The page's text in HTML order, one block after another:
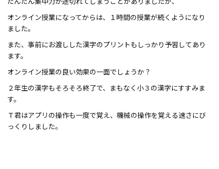
オンライン授業になってからは、１時間の授業が続くようになり
ました。
また、事前にお渡しした漢字のプリントもしっかり予習してあり
ます。
オンライン授業の良い効果の一面でしょうか？
２年生の漢字もそろそろ終了で、まもなく小３の漢字にすすみま
す。
Ｔ君はアプリの操作も一度で覚え、機械の操作を覚える速さにび
っくりしました。